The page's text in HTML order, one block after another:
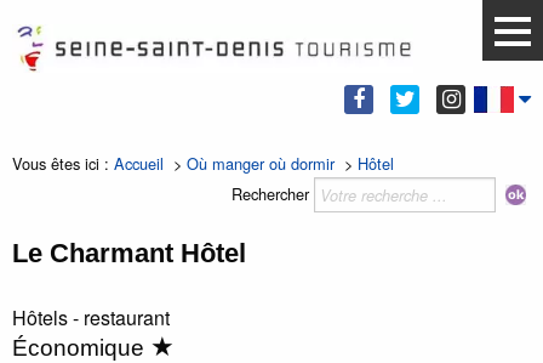
Vous êtes ici : Accueil > Où manger où dormir> Hôtel
Rechercher
Le Charmant Hôtel
Hôtels - restaurant
Économique ★